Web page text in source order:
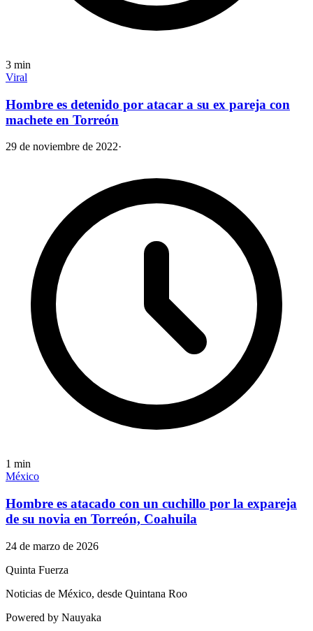
3 min
Viral
Hombre es detenido por atacar a su ex pareja con
machete en Torreón
29 de noviembre de 2022·
1 min
México
Hombre es atacado con un cuchillo por la expareja
de su novia en Torreón, Coahuila
24 de marzo de 2026
Quinta Fuerza
Noticias de México, desde Quintana Roo
Powered by Nauyaka